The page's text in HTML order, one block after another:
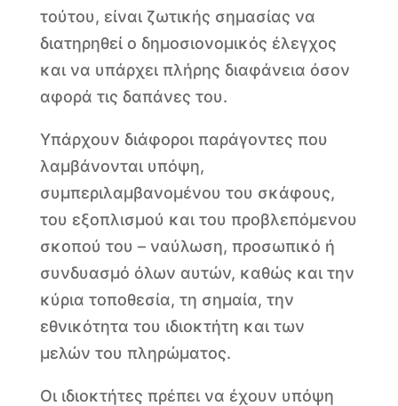
τούτου, είναι ζωτικής σημασίας να
διατηρηθεί ο δημοσιονομικός έλεγχος
και να υπάρχει πλήρης διαφάνεια όσον
αφορά τις δαπάνες του.
Υπάρχουν διάφοροι παράγοντες που
λαμβάνονται υπόψη,
συμπεριλαμβανομένου του σκάφους,
του εξοπλισμού και του προβλεπόμενου
σκοπού του – ναύλωση, προσωπικό ή
συνδυασμό όλων αυτών, καθώς και την
κύρια τοποθεσία, τη σημαία, την
εθνικότητα του ιδιοκτήτη και των
μελών του πληρώματος.
Οι ιδιοκτήτες πρέπει να έχουν υπόψη